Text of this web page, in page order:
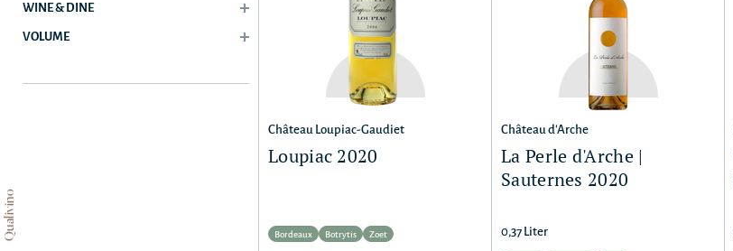
Qualivino
WINE & DINE
VOLUME
Château Loupiac-Gaudiet
Loupiac 2020
Bordeaux Botrytis Zoet
Château d'Arche
La Perle d'Arche |
Sauternes 2020
0,37 Liter